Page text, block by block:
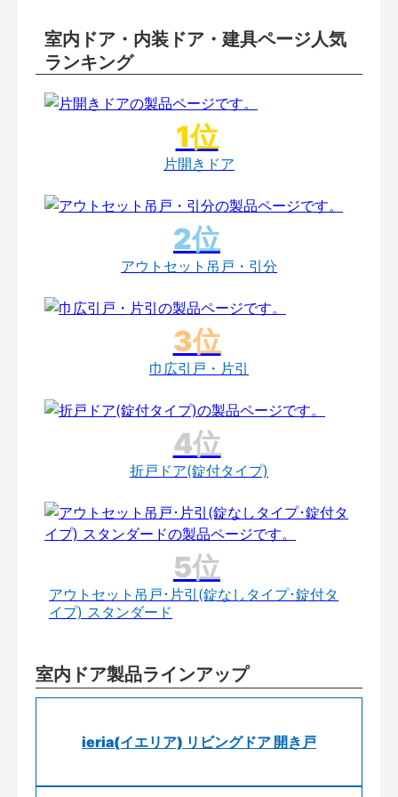
室内ドア・内装ドア・建具ページ人気
ランキング
片開きドア
アウトセット吊戸・引分
巾広引戸・片引
折戸ドア(錠付タイプ)
アウトセット吊戸･片引(錠なしタイプ･錠付タ
イプ) スタンダード
室内ドア製品ラインアップ
ieria(イエリア) リビングドア 開き戸